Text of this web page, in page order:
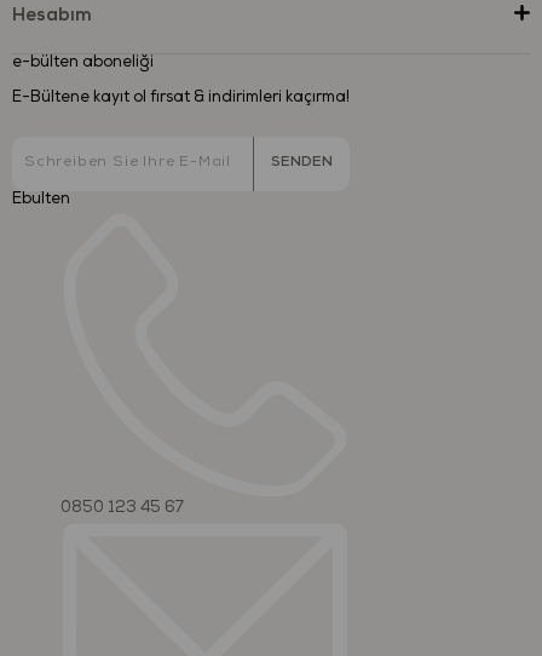
Hesabım
e-bülten aboneliği
E-Bültene kayıt ol fırsat & indirimleri kaçırma!
SENDEN
Ebulten
0850 123 45 67